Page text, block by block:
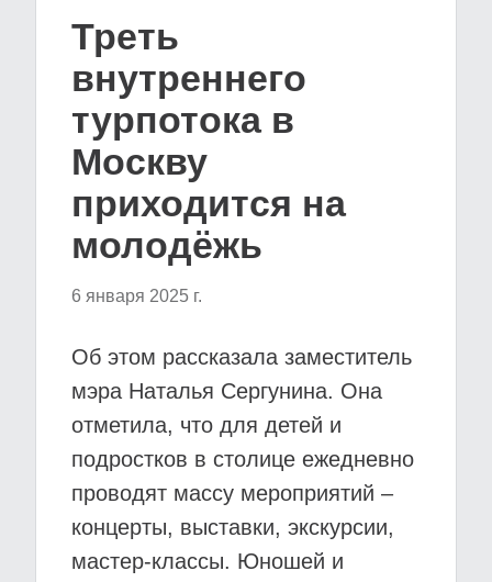
Треть
внутреннего
турпотока в
Москву
приходится на
молодёжь
6 января 2025 г.
Об этом рассказала заместитель
мэра Наталья Сергунина. Она
отметила, что для детей и
подростков в столице ежедневно
проводят массу мероприятий –
концерты, выставки, экскурсии,
мастер-классы. Юношей и